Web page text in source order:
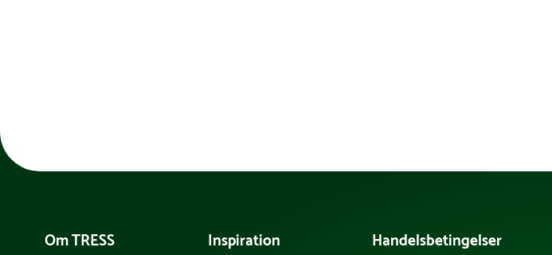
Om TRESS Inspiration Handelsbetingelser